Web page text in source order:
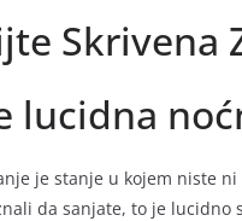
Skrivena
lucidna
je stanje u kojem niste
da sanjate, to je